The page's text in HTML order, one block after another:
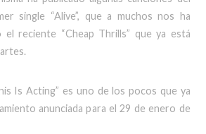
single “Alive”, que a muchos nos ha
el reciente “Cheap Thrills” que ya está
Is Acting” es uno de los pocos que ya
anunciada para el 29 de enero de